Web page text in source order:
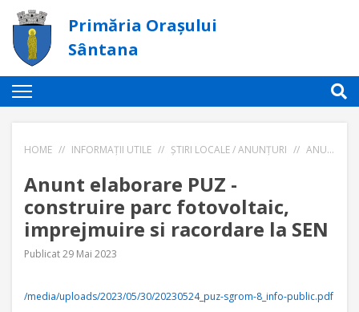
Primăria Orașului
Sântana
HOME // INFORMAȚII UTILE // ȘTIRI LOCALE / ANUNȚURI // ANUNT ELABORARE PUZ - CONSTRUIRE PARC FOTOVOLTAIC, IMPREJMUIRE SI RACORDARE LA SEN
Anunt elaborare PUZ -
construire parc fotovoltaic,
imprejmuire si racordare la SEN
Publicat 29 Mai 2023
/media/uploads/2023/05/30/20230524_puz-sgrom-8_info-public.pdf